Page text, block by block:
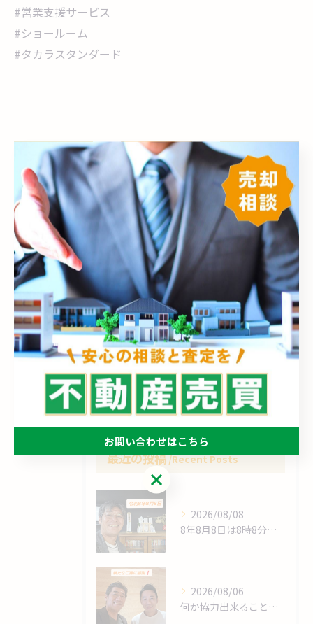
#営業支援サービス
#ショールーム
#タカラスタンダード
< 前のページ 一覧に戻る 次のページ >
カテゴリー Categories
全てのカテゴリー
売却
売買
相続
空き家
買取
最近の投稿 Recent Posts
2026/08/08
8年8月8日は8時8分 始動❗
2026/08/06
何か協力出来ることは⁉️
お問い合わせはこちら
お問い合わせはこちら